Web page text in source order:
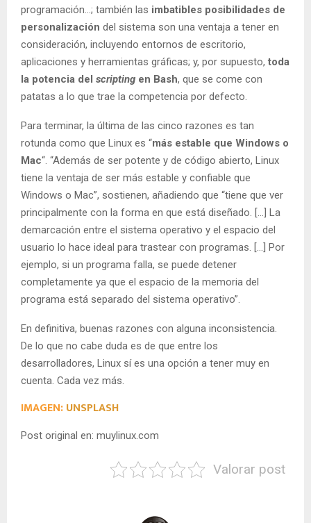
programación…; también las imbatibles posibilidades de
personalización del sistema son una ventaja a tener en
consideración, incluyendo entornos de escritorio,
aplicaciones y herramientas gráficas; y, por supuesto, toda
la potencia del scripting en Bash, que se come con
patatas a lo que trae la competencia por defecto.
Para terminar, la última de las cinco razones es tan
rotunda como que Linux es “más estable que Windows o
Mac“. “Además de ser potente y de código abierto, Linux
tiene la ventaja de ser más estable y confiable que
Windows o Mac”, sostienen, añadiendo que “tiene que ver
principalmente con la forma en que está diseñado. […] La
demarcación entre el sistema operativo y el espacio del
usuario lo hace ideal para trastear con programas. […] Por
ejemplo, si un programa falla, se puede detener
completamente ya que el espacio de la memoria del
programa está separado del sistema operativo”.
En definitiva, buenas razones con alguna inconsistencia.
De lo que no cabe duda es de que entre los
desarrolladores, Linux sí es una opción a tener muy en
cuenta. Cada vez más.
IMAGEN:UNSPLASH
Post original en: muylinux.com
Valorar post